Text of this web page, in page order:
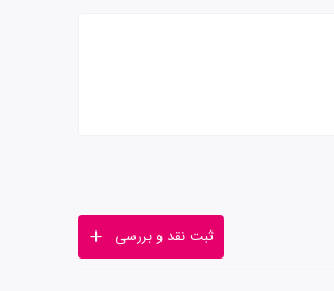
ثبت نقد و بررسی